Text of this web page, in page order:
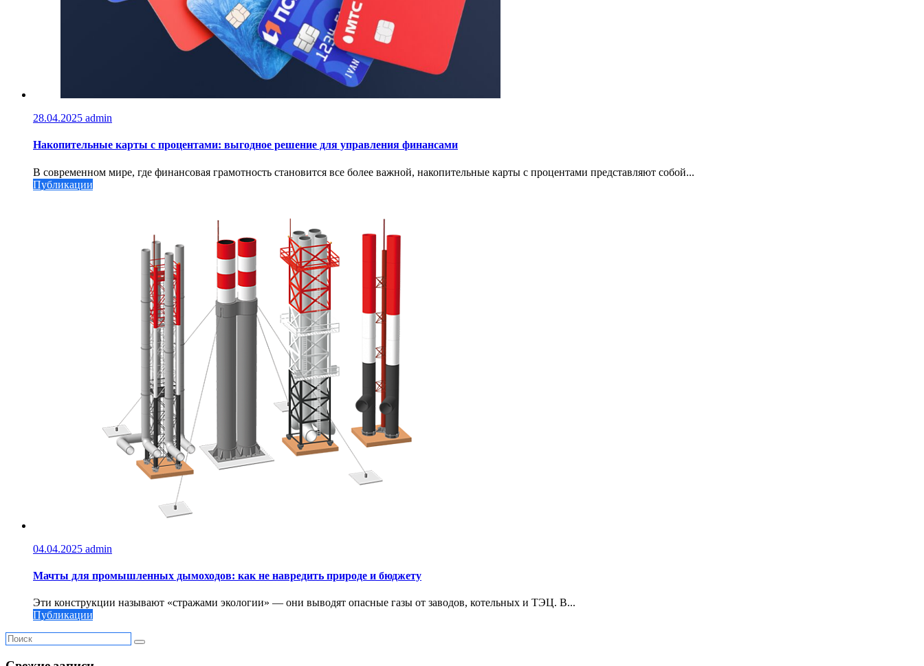
28.04.2025 admin
Накопительные карты с процентами: выгодное решение для управления финансами
В современном мире, где финансовая грамотность становится все более важной, накопительные карты с процентами представляют собой...
Публикации
04.04.2025 admin
Мачты для промышленных дымоходов: как не навредить природе и бюджету
Эти конструкции называют «стражами экологии» — они выводят опасные газы от заводов, котельных и ТЭЦ. В...
Публикации